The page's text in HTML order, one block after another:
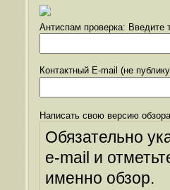
Антиспам проверка: Введите
Контактный E-mail (не
Написать свою версию
Обязательно
e-mail и
именно обзор.